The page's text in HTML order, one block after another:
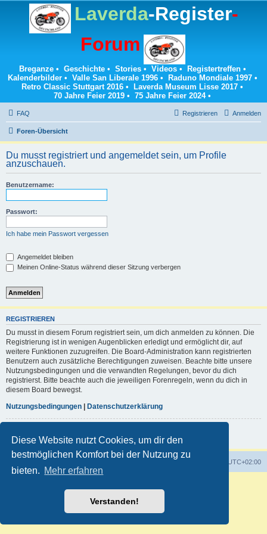
Diese Website nutzt Cookies, um dir den
bestmöglichen Komfort bei der Nutzung zu
bieten. Mehr erfahren
Verstanden!
Laverda-Register-
Forum
Breganze• Geschichte• Stories• Videos• Registertreffen•
Kalenderbilder• Valle San Liberale 1996• Raduno Mondiale 1997•
Retro Classic Stuttgart 2016 • Laverda Museum Lisse 2017 •
70 Jahre Feier 2019 • 75 Jahre Feier 2024•
FAQ Anmelden
Registrieren
Foren-Übersicht
Du musst registriert und angemeldet sein, um Profile
anzuschauen.
Benutzername:
Passwort:
Ich habe mein Passwort vergessen
Angemeldet bleiben
Meinen Online-Status während dieser Sitzung verbergen
REGISTRIEREN
Du musst in diesem Forum registriert sein, um dich anmelden zu können. Die
Registrierung ist in wenigen Augenblicken erledigt und ermöglicht dir, auf
weitere Funktionen zuzugreifen. Die Board-Administration kann registrierten
Benutzern auch zusätzliche Berechtigungen zuweisen. Beachte bitte unsere
Nutzungsbedingungen und die verwandten Regelungen, bevor du dich
registrierst. Bitte beachte auch die jeweiligen Forenregeln, wenn du dich in
diesem Board bewegst.
Nutzungsbedingungen
Datenschutzerklärung
UTC+02:00
Customized by